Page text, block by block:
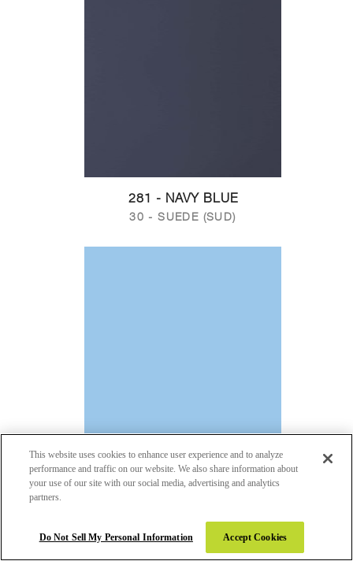
281 - NAVY BLUE
30 - SUEDE (SUD)
30 - SUEDE (SUD)
This website uses cookies to enhance user experience and to analyze
performance and traffic on our website. We also share information about
your use of our site with our social media, advertising and analytics
partners.
Do Not Sell My Personal Information Accept Cookies